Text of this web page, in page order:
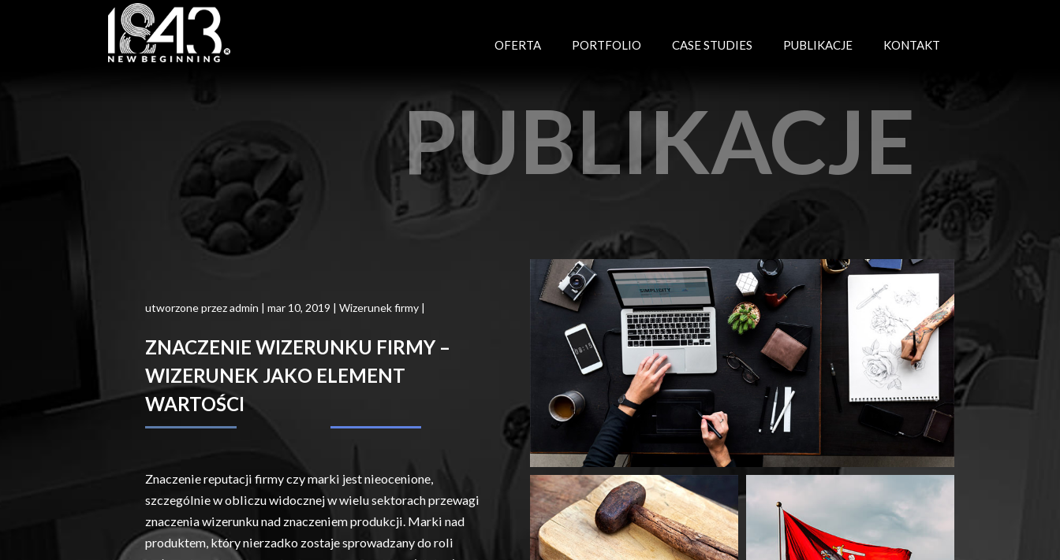
OFERTA PORTFOLIO CASE STUDIES PUBLIKACJE KONTAKT
PUBLIKACJE
utworzone przezadmin |mar 10, 2019 |Wizerunek firmy |
ZNACZENIE WIZERUNKU FIRMY –
WIZERUNEK JAKO ELEMENT
WARTOŚCI
Znaczenie reputacji firmy czy marki jest nieocenione,
szczególnie w obliczu widocznej w wielu sektorach przewagi
znaczenia wizerunku nad znaczeniem produkcji. Marki nad
produktem, który nierzadko zostaje sprowadzany do roli